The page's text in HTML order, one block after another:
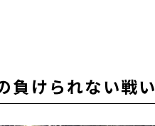
負けられない戦い